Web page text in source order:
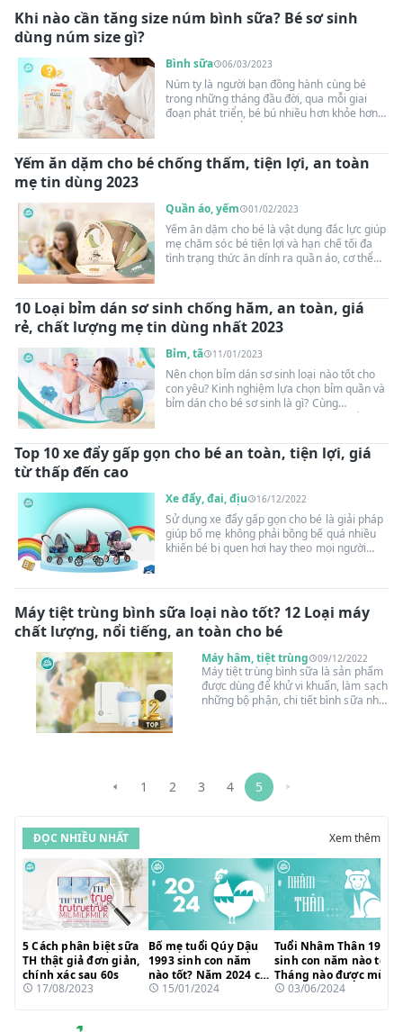
Khi nào cần tăng size núm bình sữa? Bé sơ sinh
dùng núm size gì?
Bình sữa 06/03/2023
Núm ty là người bạn đồng hành cùng bé
trong những tháng đầu đời, qua mỗi giai
đoạn phát triển, bé bú nhiều hơn khỏe hơn,
mẹ cần thay đổi size núm giúp con có
hay sặc sữa.
Yếm ăn dặm cho bé chống thấm, tiện lợi, an toàn
mẹ tin dùng 2023
Quần áo, yếm 01/02/2023
Yếm ăn dặm cho bé là vật dụng đắc lực giúp
mẹ chăm sóc bé tiện lợi và hạn chế tối đa
tình trạng thức ăn dính ra quần áo, cơ thể
bé. Cùng Suangoainhap.com bước vào thế
những món đồ không thể thiếu này nhé!
10 Loại bỉm dán sơ sinh chống hăm, an toàn, giá
rẻ, chất lượng mẹ tin dùng nhất 2023
Bỉm, tã 11/01/2023
Nên chọn bỉm dán sơ sinh loại nào tốt cho
con yêu? Kinh nghiệm lựa chọn bỉm quần và
bỉm dán cho bé sơ sinh là gì? Cùng
Suangoainhap.com tìm hiệu những thắc
Top 10 xe đẩy gấp gọn cho bé an toàn, tiện lợi, giá
từ thấp đến cao
Xe đẩy, đai, địu 16/12/2022
Sử dụng xe đẩy gấp gọn cho bé là giải pháp
giúp bố mẹ không phải bồng bế quá nhiều
khiến bé bị quen hơi hay theo mọi người
xung quanh. Đồng thời, còn có không gian
trường bên ngoài. Cùng theo dõi bài viết
dưới đây để bỏ túi những kinh nghiệm chọn
xe đẩy siêu nhẹ gọn cho bé yêu các mẹ nhé!
Máy tiệt trùng bình sữa loại nào tốt? 12 Loại máy
chất lượng, nổi tiếng, an toàn cho bé
Máy hâm, tiệt trùng 09/12/2022
Máy tiệt trùng bình sữa là sản phẩm
được dùng để khử vi khuẩn, làm sạch
những bộ phận, chi tiết bình sữa như
nhất? Có nên mua máy khử khuẩn
bình sữa không? Hãy cùng
Suangoainhap.com tìm hiểu qua bài
1 2 3 4 5
ĐỌC NHIỀU NHẤT Xem thêm
5 Cách phân biệt sữa
TH thật giả đơn giản,
chính xác sau 60s
17/08/2023
Bố mẹ tuổi Qúy Dậu
1993 sinh con năm
nào tốt? Năm 2024 có
hợp tuổi?
15/01/2024
Tuổi Nhâm Thân 1992
sinh con năm nào tốt?
Tháng nào được mùa
sinh?03/06/2024